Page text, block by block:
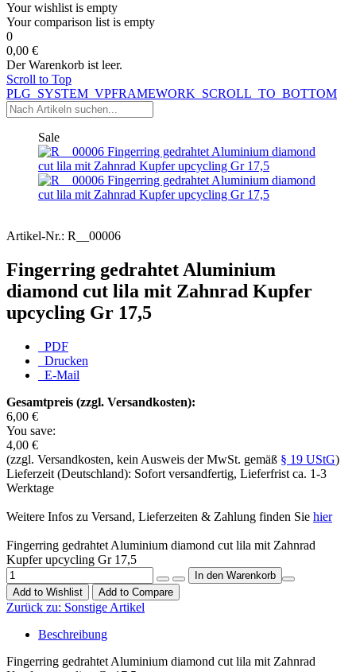
Your wishlist is empty
Your comparison list is empty
0
0,00 €
Der Warenkorb ist leer.
Scroll to Top
PLG_SYSTEM_VPFRAMEWORK_SCROLL_TO_BOTTOM
Sale
Artikel-Nr.: R__00006
Fingerring gedrahtet Aluminium
diamond cut lila mit Zahnrad Kupfer
upcycling Gr 17,5
PDF
Drucken
E-Mail
Gesamtpreis (zzgl. Versandkosten):
6,00 €
You save:
4,00 €
(zzgl. Versandkosten, kein Ausweis der MwSt. gemäß § 19 UStG)
Lieferzeit (Deutschland): Sofort versandfertig, Lieferfrist ca. 1-3
Werktage
Weitere Infos zu Versand, Lieferzeiten & Zahlung finden Sie hier
Fingerring gedrahtet Aluminium diamond cut lila mit Zahnrad
Kupfer upcycling Gr 17,5
Add to Wishlist Add to Compare
Zurück zu: Sonstige Artikel
Beschreibung
Fingerring gedrahtet Aluminium diamond cut lila mit Zahnrad